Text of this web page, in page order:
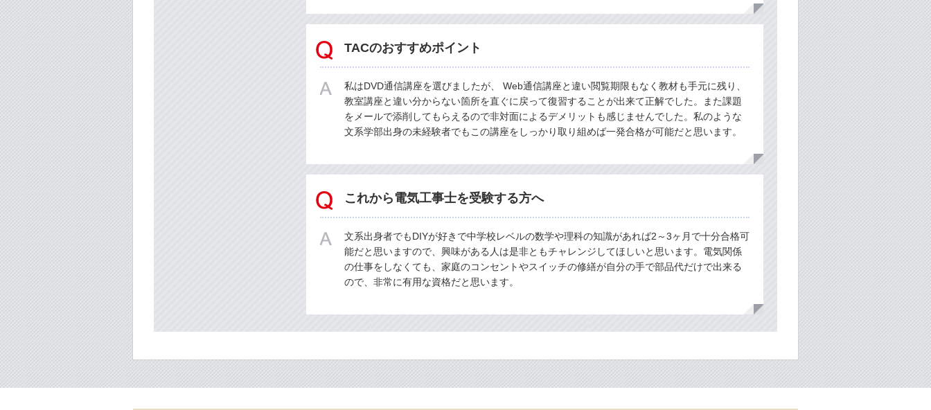
TACのおすすめポイント
私はDVD通信講座を選びましたが、 Web通信講座と違い閲覧期限もなく教材も手元に残り、
教室講座と違い分からない箇所を直ぐに戻って復習することが出来て正解でした。また課題
をメールで添削してもらえるので非対面によるデメリットも感じませんでした。私のような
文系学部出身の未経験者でもこの講座をしっかり取り組めば一発合格が可能だと思います。
これから電気工事士を受験する方へ
文系出身者でもDIYが好きで中学校レベルの数学や理科の知識があれば2～3ヶ月で十分合格可
能だと思いますので、興味がある人は是非ともチャレンジしてほしいと思います。電気関係
の仕事をしなくても、家庭のコンセントやスイッチの修繕が自分の手で部品代だけで出来る
ので、非常に有用な資格だと思います。